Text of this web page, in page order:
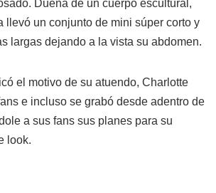
Dueña de un cuerpo escultural,
llevó un conjunto de mini súper corto y
largas dejando a la vista su abdomen.
el motivo de su atuendo, Charlotte
e incluso se grabó desde adentro de
a sus fans sus planes para su
look.